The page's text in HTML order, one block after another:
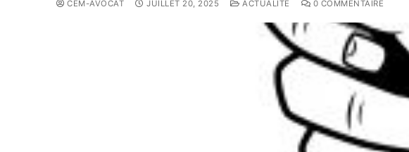
CEM-AVOCAT JUILLET 20, 2025 ACTUALITÉ 0 COMMENTAIRE